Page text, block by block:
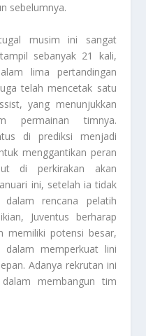
sebelumnya.
musim ini sangat
sebanyak 21 kali,
lima pertandingan
telah mencetak satu
yang menunjukkan
permainan timnya.
di prediksi menjadi
menggantikan peran
di perkirakan akan
ini, setelah ia tidak
rencana pelatih
Juventus berharap
memiliki potensi besar,
memperkuat lini
Adanya rekrutan ini
membangun tim